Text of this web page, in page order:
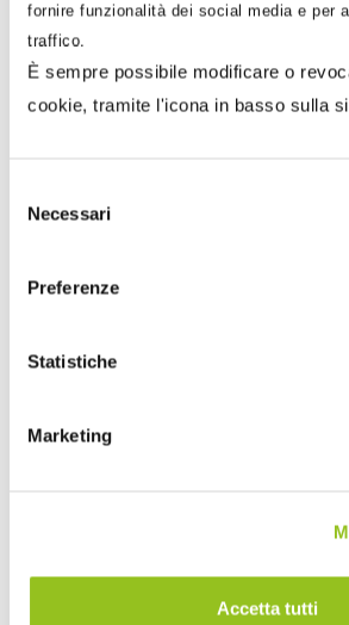
fornire funzionalità dei social media e per
traffico.
È sempre possibile modificare o
cookie, tramite l'icona in basso sulla
delNecessari
Preferenze
Statistiche
Marketing
Accetta tutti
10 Gennaio 2025
Legge di Bilancio 2025: le
diventa permanente. È entrata in